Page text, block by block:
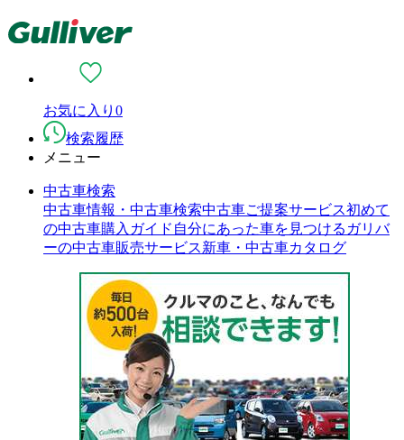
お気に入り 0
検索履歴
メニュー
中古車検索
中古車情報・中古車検索中古車ご提案サービス初めて
の中古車購入ガイド 自分にあった車を見つける ガリバ
ーの中古車販売サービス新車・中古車カタログ